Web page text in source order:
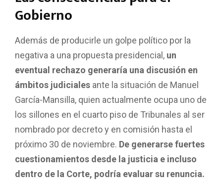
Gobierno
Además de producirle un golpe político por la
negativa a una propuesta presidencial, un
eventual rechazo generaría una discusión en
ámbitos judiciales ante la situación de Manuel
García-Mansilla, quien actualmente ocupa uno de
los sillones en el cuarto piso de Tribunales al ser
nombrado por decreto y en comisión hasta el
próximo 30 de noviembre. De generarse fuertes
cuestionamientos desde la justicia e incluso
dentro de la Corte, podría evaluar su renuncia.